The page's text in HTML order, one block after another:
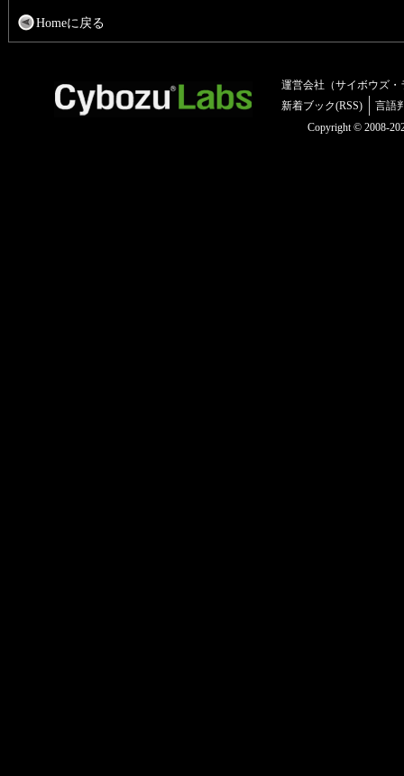
Homeに戻る
運営会社（サイボウズ・
新着ブック(RSS)
言語
Copyright © 2008-